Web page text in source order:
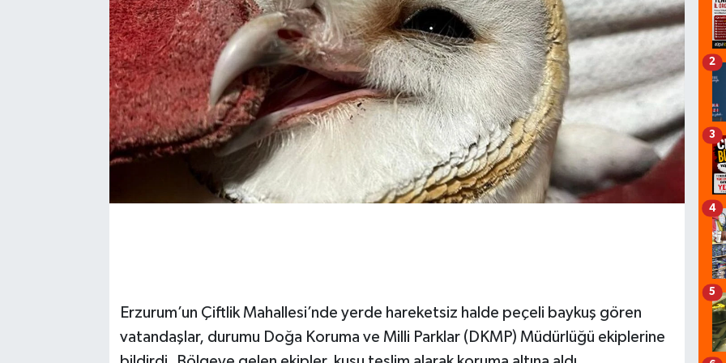
Erzurum’un Çiftlik Mahallesi’nde yerde hareketsiz halde peçeli baykuş gören
vatandaşlar, durumu Doğa Koruma ve Milli Parklar (DKMP) Müdürlüğü ekiplerine
2
3
4
5